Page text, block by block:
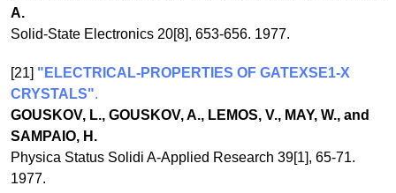
A.
Solid-State Electronics 20[8], 653-656. 1977.
[21] "ELECTRICAL-PROPERTIES OF GATEXSE1-X
CRYSTALS".
GOUSKOV, L., GOUSKOV, A., LEMOS, V., MAY, W., and
SAMPAIO, H.
Physica Status Solidi A-Applied Research 39[1], 65-71.
1977.